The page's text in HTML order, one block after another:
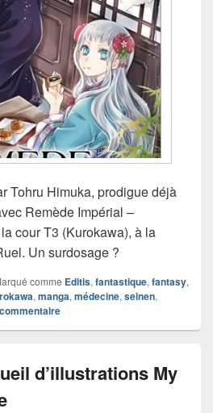
Tohru Himuka, prodigue déjà
Remède Impérial –
cour T3 (Kurokawa), à la
Un surdosage ?
comme Editis, fantastique, fantasy,
, manga, médecine, seinen,
d’illustrations My